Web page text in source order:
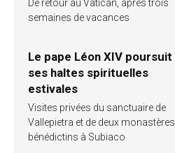
De retour au Vatican, après trois
semaines de vacances
Le pape Léon XIV poursuit
ses haltes spirituelles
estivales
Visites privées du sanctuaire de
Vallepietra et de deux monastères
bénédictins à Subiaco